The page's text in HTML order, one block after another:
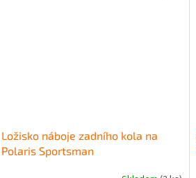
Ložisko náboje zadního kola na
Polaris Sportsman